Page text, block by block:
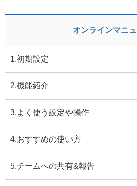
オンラインマニ
1.初期設定
2.機能紹介
3.よく使う設定や操作
4.おすすめの使い方
5.チームへの共有&報告